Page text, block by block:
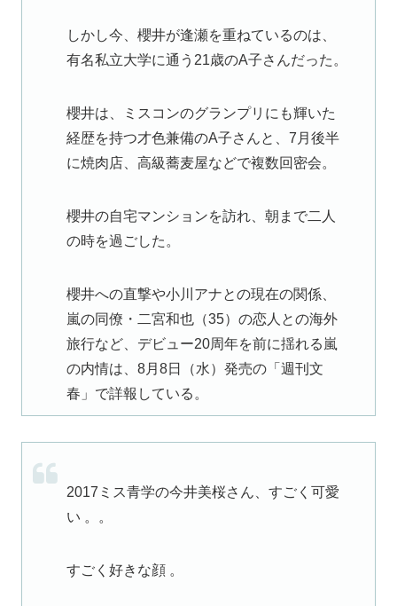
しかし今、櫻井が逢瀬を重ねているのは、
有名私立大学に通う21歳のA子さんだった。
櫻井は、ミスコンのグランプリにも輝いた
経歴を持つ才色兼備のA子さんと、7月後半
に焼肉店、高級蕎麦屋などで複数回密会。
櫻井の自宅マンションを訪れ、朝まで二人
の時を過ごした。
櫻井への直撃や小川アナとの現在の関係、
嵐の同僚・ 二宮和也 （35）の恋人との海外
旅行など、デビュー20周年を前に揺れる嵐
の内情は、8月8日（水）発売の「 週刊文
春 」で詳報している。
2017ミス青学の今井美桜さん、すごく可愛
い 。。
すごく好きな顔 。